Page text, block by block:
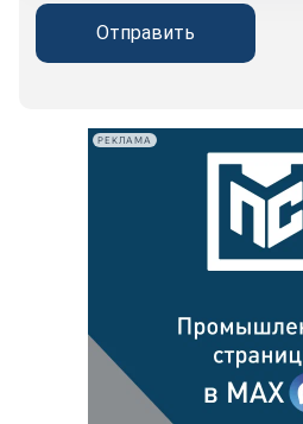
Отправить
РЕКЛАМА